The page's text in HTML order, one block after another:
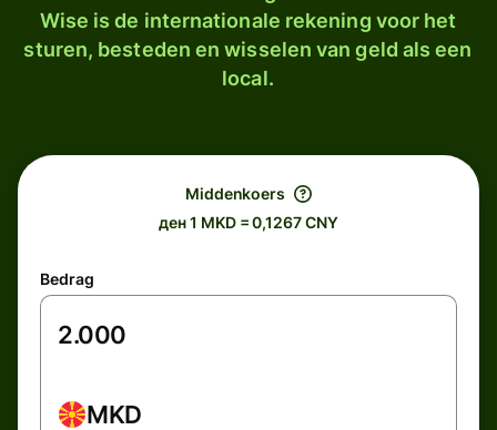
Wise is de internationale rekening voor het
sturen, besteden en wisselen van geld als een
local.
Middenkoers
ден 1 MKD = 0,1267 CNY
Bedrag
MKD